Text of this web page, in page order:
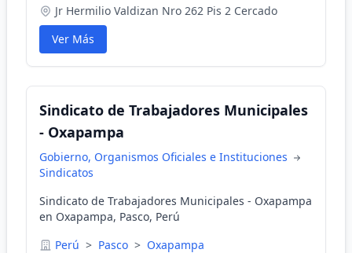
Jr Hermilio Valdizan Nro 262 Pis 2 Cercado
Ver Más
Sindicato de Trabajadores Municipales
- Oxapampa
Gobierno, Organismos Oficiales e Instituciones
Sindicatos
Sindicato de Trabajadores Municipales - Oxapampa
en Oxapampa, Pasco, Perú
Perú > Pasco > Oxapampa